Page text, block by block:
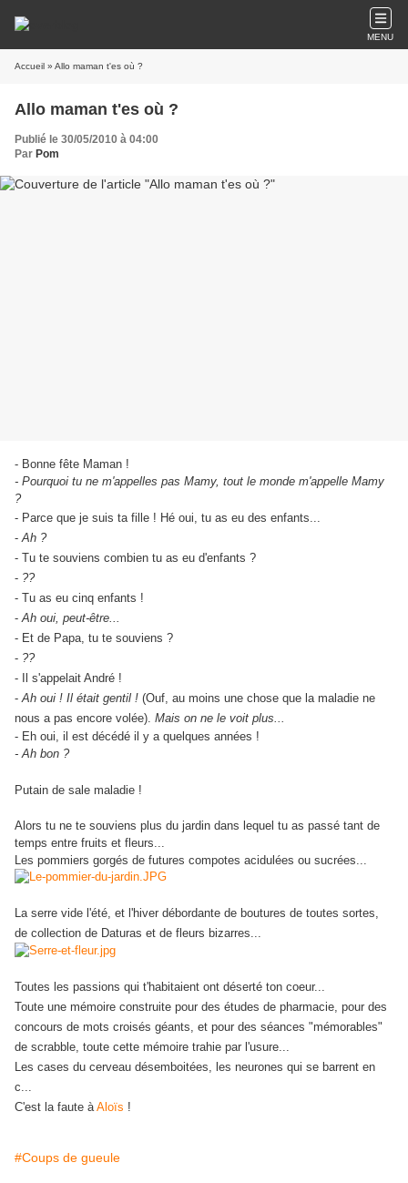
MENU
Accueil » Allo maman t'es où ?
Allo maman t'es où ?
Publié le 30/05/2010 à 04:00
Par Pom
- Bonne fête Maman !
- Pourquoi tu ne m'appelles pas Mamy, tout le monde m'appelle Mamy
?
- Parce que je suis ta fille ! Hé oui, tu as eu des enfants...
-Ah ?
- Tu te souviens combien tu as eu d'enfants ?
- ??
- Tu as eu cinq enfants !
-Ah oui, peut-être...
- Et de Papa, tu te souviens ?
- ??
- Il s'appelait André !
-Ah oui ! Il était gentil ! (Ouf, au moins une chose que la maladie ne
nous a pas encore volée). Mais on ne le voit plus...
- Eh oui, il est décédé il y a quelques années !
- Ah bon ?
Putain de sale maladie !
Alors tu ne te souviens plus du jardin dans lequel tu as passé tant de
temps entre fruits et fleurs...
Les pommiers gorgés de futures compotes acidulées ou sucrées...
La serre vide l'été, et l'hiver débordante de boutures de toutes sortes,
de collection de Daturas et de fleurs bizarres...
Toutes les passions qui t'habitaient ont déserté ton coeur...
Toute une mémoire construite pour des études de pharmacie, pour des
concours de mots croisés géants, et pour des séances "mémorables"
de scrabble, toute cette mémoire trahie par l'usure...
Les cases du cerveau désemboitées, les neurones qui se barrent en
c...
C'est la faute àAloïs !
#Coups de gueule